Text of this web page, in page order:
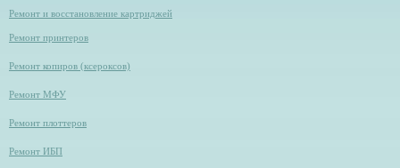
Ремонт и восстановление картриджей
Ремонт принтеров
Ремонт копиров (ксероксов)
Ремонт МФУ
Ремонт плоттеров
Ремонт ИБП